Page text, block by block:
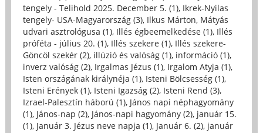
tengely - Telihold 2025. December 5. (1), Ikrek-Nyilas
tengely- USA-Magyarország (3), Ilkus Márton, Mátyás
udvari asztrológusa (1), Illés égbeemelkedése (1), Illés
próféta - július 20. (1), Illés szekere (1), Illés szekere-
Göncöl szekér (2), illúzió és valóság (1), információ (1),
inverz valóság (2), Irgalmas Jézus (1), Irgalom Atyja (1),
Isten országának királynéja (1), Isteni Bölcsesség (1),
Isteni Erények (1), Isteni Igazság (2), Isteni Rend (3),
Izrael-Palesztín háború (1), János napi néphagyomány
(1), János-nap (2), János-napi hagyomány (2), január 15.
(1), Január 3. Jézus neve napja (1), Január 6. (2), január